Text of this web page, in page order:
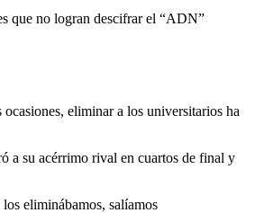
que no logran descifrar el “ADN”
eliminar a los universitarios ha
a su acérrimo rival en cuartos de final y
eliminábamos, salíamos